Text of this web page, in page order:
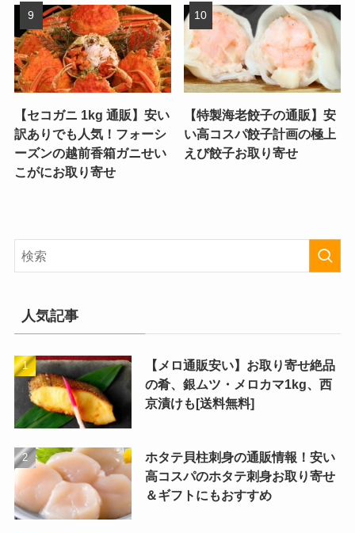
【セコガニ 1kg 通販】安い
訳ありでも人気！フォーシ
ーズンの越前香箱ガニせい
こがにお取り寄せ
【特製海老餃子の通販】安
い高コスパ餃子計画の極上
えび餃子お取り寄せ
人気記事
【メロ通販安い】お取り寄せ絶品
の肴、銀ムツ・メロカマ1kg、西
京漬けも[送料無料]
ホタテ貝柱刺身の通販情報！安い
高コスパのホタテ刺身お取り寄せ
＆ギフトにもおすすめ